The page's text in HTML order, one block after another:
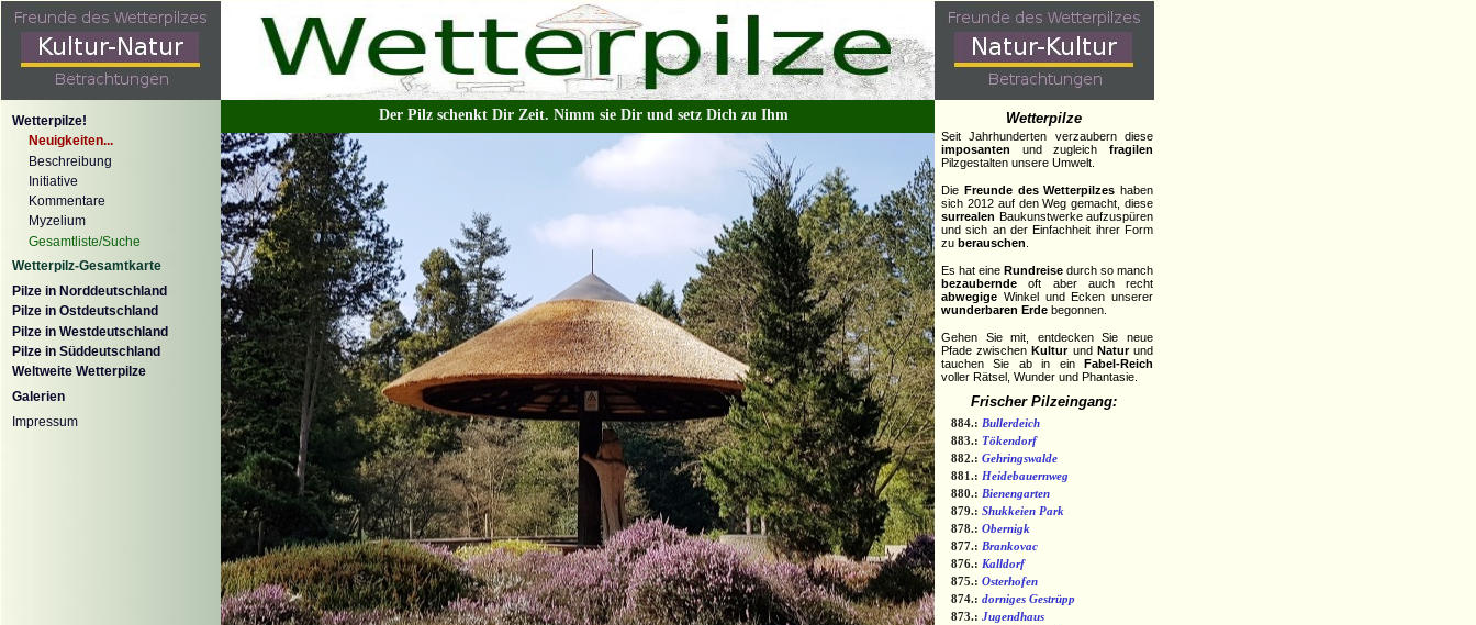
Wetterpilze!
Neuigkeiten...
Beschreibung
Initiative
Kommentare
Myzelium
Gesamtliste/Suche
Wetterpilz-Gesamtkarte
Pilze in Norddeutschland
Pilze in Ostdeutschland
Pilze in Westdeutschland
Pilze in Süddeutschland
Weltweite Wetterpilze
Galerien
Impressum
Der Pilz schenkt Dir Zeit. Nimm sie Dir und setz Dich zu Ihm Wetterpilze
Seit Jahrhunderten verzaubern diese
imposanten und zugleich fragilen
Pilzgestalten unsere Umwelt.
Die Freunde des Wetterpilzes haben
sich 2012 auf den Weg gemacht, diese
surrealen Baukunstwerke aufzuspüren
und sich an der Einfachheit ihrer Form
zu berauschen
Es hat eine Rundreise durch so manch
bezaubernde oft aber auch recht
abwegige Winkel und Ecken unserer
wunderbaren Erde begonnen.
Gehen Sie mit, entdecken Sie neue
Pfade zwischenKulturund Naturund
tauchen Sie ab in ein Fabel-Reich
voller Rätsel, Wunder und Phantasie.
Frischer Pilzeingang:
884.: Bullerdeich
883.: Tökendorf
882.: Gehringswalde
881.: Heidebauernweg
880.: Bienengarten
879.: Shukkeien Park
878.: Obernigk
877.: Brankovac
876.: Kalldorf
875.: Osterhofen
874.: dorniges Gestrüpp
873.: Jugendhaus